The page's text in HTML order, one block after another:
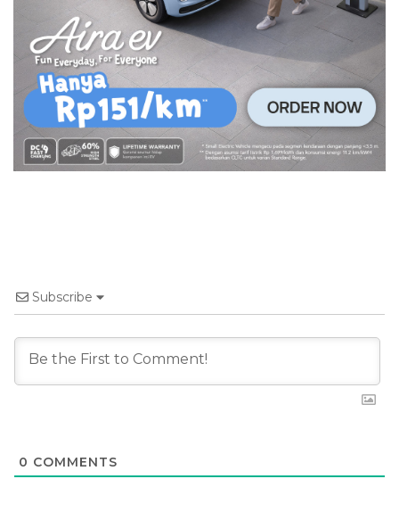
Subscribe
0 COMMENTS